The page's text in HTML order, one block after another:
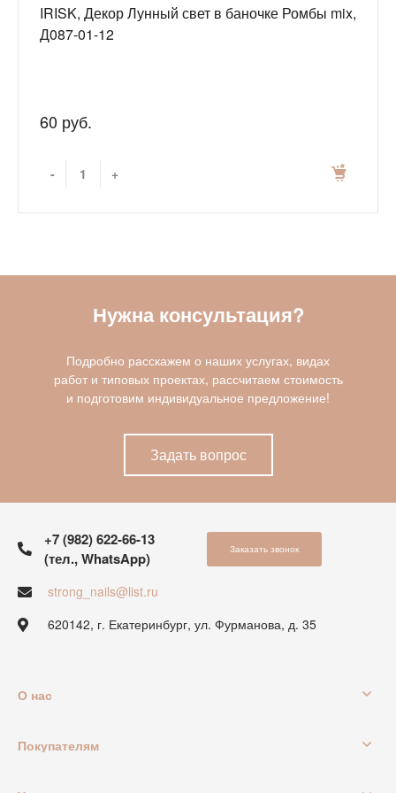
IRISK, Декор Лунный свет в баночке Ромбы mix,
Д087-01-12
60 руб.
- +
Нужна консультация?
Подробно расскажем о наших услугах, видах
работ и типовых проектах, рассчитаем стоимость
и подготовим индивидуальное предложение!
Задать вопрос
+7 (982) 622-66-13
(тел., WhatsApp)
Заказать звонок
strong_nails@list.ru
620142, г. Екатеринбург, ул. Фурманова, д. 35
О нас
Покупателям